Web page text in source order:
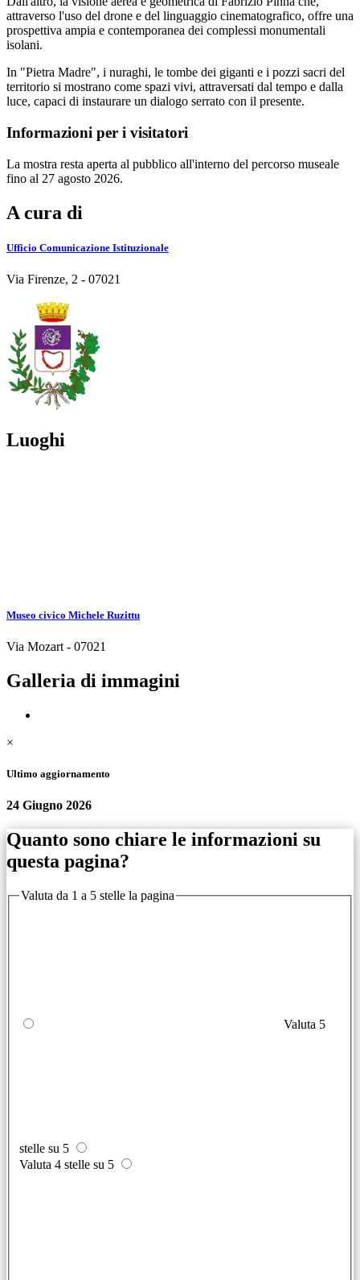
attraverso l'uso del drone e del linguaggio cinematografico, offre una
prospettiva ampia e contemporanea dei complessi monumentali
isolani.
In "Pietra Madre", i nuraghi, le tombe dei giganti e i pozzi sacri del
territorio si mostrano come spazi vivi, attraversati dal tempo e dalla
luce, capaci di instaurare un dialogo serrato con il presente.
Informazioni per i visitatori
La mostra resta aperta al pubblico all'interno del percorso museale
fino al 27 agosto 2026.
A cura di
Ufficio Comunicazione Istituzionale
Via Firenze, 2 - 07021
Luoghi
Museo civico Michele Ruzittu
Via Mozart - 07021
Galleria di immagini
×
Ultimo aggiornamento
24 Giugno 2026
Quanto sono chiare le informazioni su
questa pagina?
Valuta da 1 a 5 stelle la pagina
Valuta 5
stelle su 5
Valuta 4 stelle su 5